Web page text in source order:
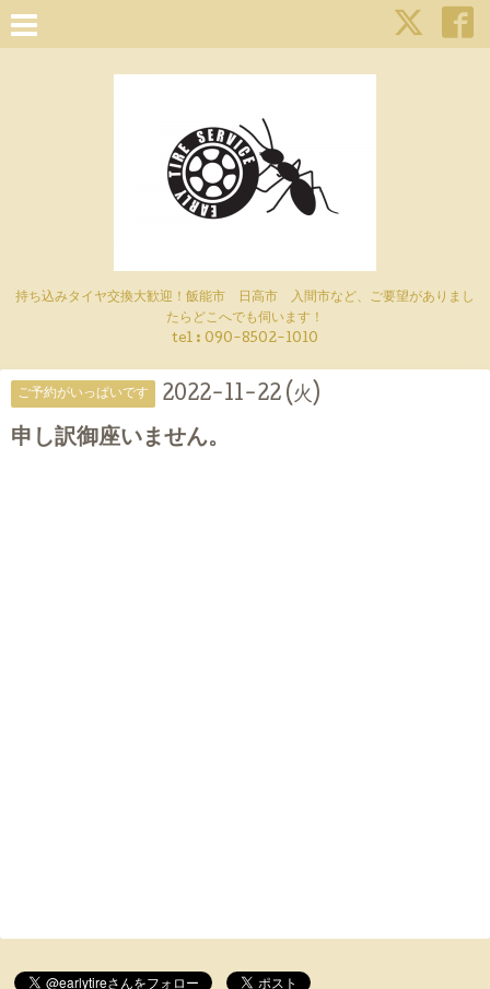
持ち込みタイヤ交換大歓迎！飯能市 日高市 入間市など、ご要望がありまし
たらどこへでも伺います！
tel : 090-8502-1010
ご予約がいっぱいです 2022-11-22 (火)
申し訳御座いません。